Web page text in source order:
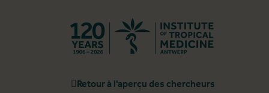
Retour à l'aperçu des chercheurs